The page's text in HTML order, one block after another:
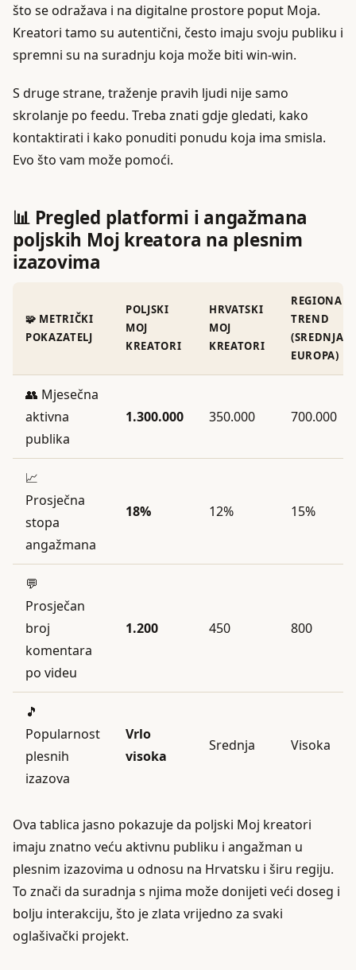
što se odražava i na digitalne prostore poput Moja.
Kreatori tamo su autentični, često imaju svoju publiku i
spremni su na suradnju koja može biti win-win.
S druge strane, traženje pravih ljudi nije samo
skrolanje po feedu. Treba znati gdje gledati, kako
kontaktirati i kako ponuditi ponudu koja ima smisla.
Evo što vam može pomoći.
📊 Pregled platformi i angažmana
poljskih Moj kreatora na plesnim
izazovima
🧩 METRIČKI
POKAZATELJ
POLJSKI
MOJ
KREATORI
HRVATSKI
MOJ
KREATORI
TREND
(SREDNJA
EUROPA)
👥 Mjesečna
aktivna
publika
1.300.000 350.000 700.000
📈
Prosječna
stopa
angažmana
18% 12% 15%
💬
Prosječan
broj
komentara
po videu
1.200 450 800
🎵
Popularnost
plesnih
izazova
Vrlo
visoka
Srednja Visoka
Ova tablica jasno pokazuje da poljski Moj kreatori
imaju znatno veću aktivnu publiku i angažman u
plesnim izazovima u odnosu na Hrvatsku i širu regiju.
To znači da suradnja s njima može donijeti veći doseg i
bolju interakciju, što je zlata vrijedno za svaki
oglašivački projekt.